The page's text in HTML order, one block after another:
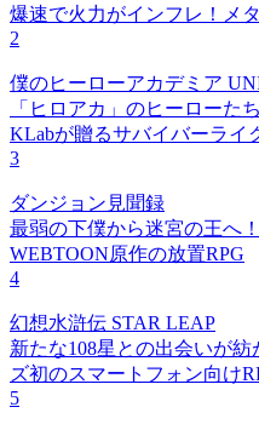
爆速で火力がインフレ！メ
2
僕のヒーローアカデミア
「ヒロアカ」のヒーローた
KLabが贈るサバイバーライ
3
ダンジョン見聞録
最弱の下僕から迷宮の王へ
WEBTOON原作の放置RPG
4
幻想水滸伝 STAR LEAP
新たな108星との出会いが
ズ初のスマートフォン向け
5